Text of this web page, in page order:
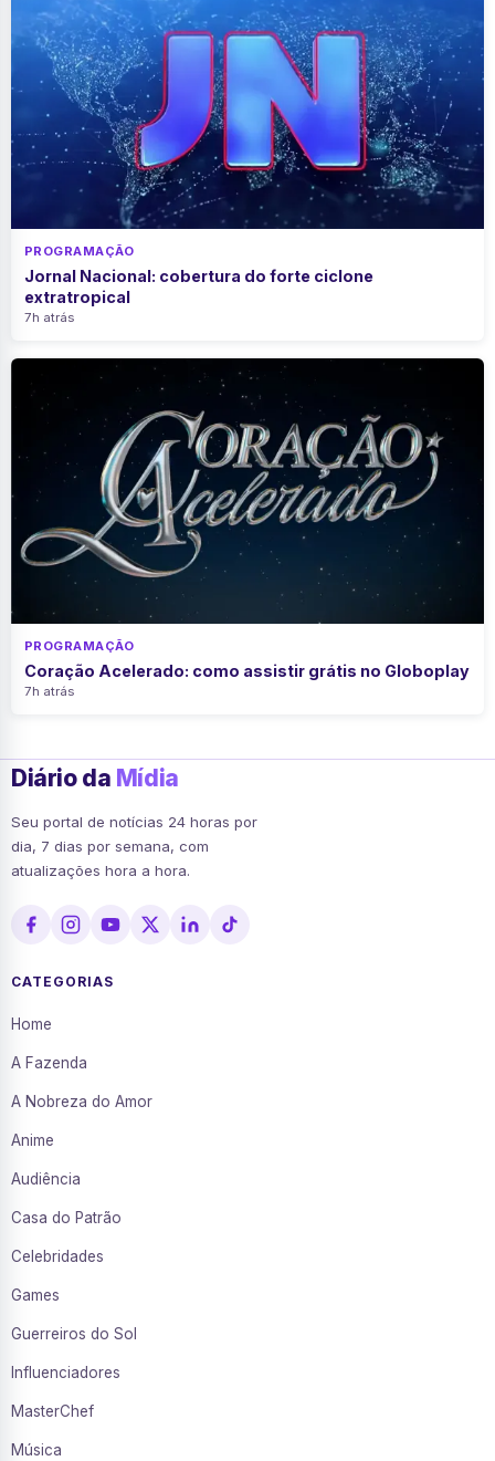
PROGRAMAÇÃO
Jornal Nacional: cobertura do forte ciclone
extratropical
7h atrás
PROGRAMAÇÃO
Coração Acelerado: como assistir grátis no Globoplay
7h atrás
Diário da Mídia
Seu portal de notícias 24 horas por
dia, 7 dias por semana, com
atualizações hora a hora.
CATEGORIAS
Home
A Fazenda
A Nobreza do Amor
Anime
Audiência
Casa do Patrão
Celebridades
Games
Guerreiros do Sol
Influenciadores
MasterChef
Música